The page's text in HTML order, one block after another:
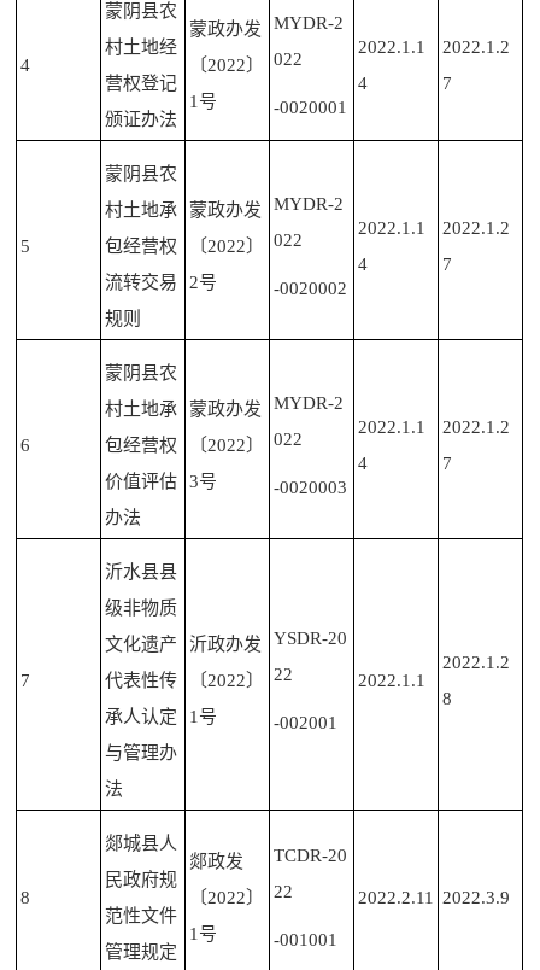
4
蒙阴县农
村土地经
营权登记
颁证办法
蒙政办发
〔2022〕
1号
MYDR-2
022
-0020001
2022.1.1
4
2022.1.2
7
5
蒙阴县农
村土地承
包经营权
流转交易
规则
蒙政办发
〔2022〕
2号
MYDR-2
022
-0020002
2022.1.1
4
2022.1.2
7
6
蒙阴县农
村土地承
包经营权
价值评估
办法
蒙政办发
〔2022〕
3号
MYDR-2
022
-0020003
2022.1.1
4
2022.1.2
7
7
沂水县县
级非物质
文化遗产
代表性传
承人认定
与管理办
法
沂政办发
〔2022〕
1号
YSDR-20
22
-002001
2022.1.1
2022.1.2
8
8
郯城县人
民政府规
范性文件
管理规定
郯政发
〔2022〕
1号
TCDR-20
22
-001001
2022.2.11 2022.3.9